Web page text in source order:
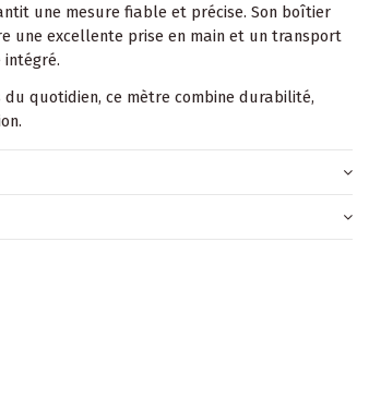
une mesure fiable et précise. Son boîtier
une excellente prise en main et un transport
quotidien, ce mètre combine durabilité,